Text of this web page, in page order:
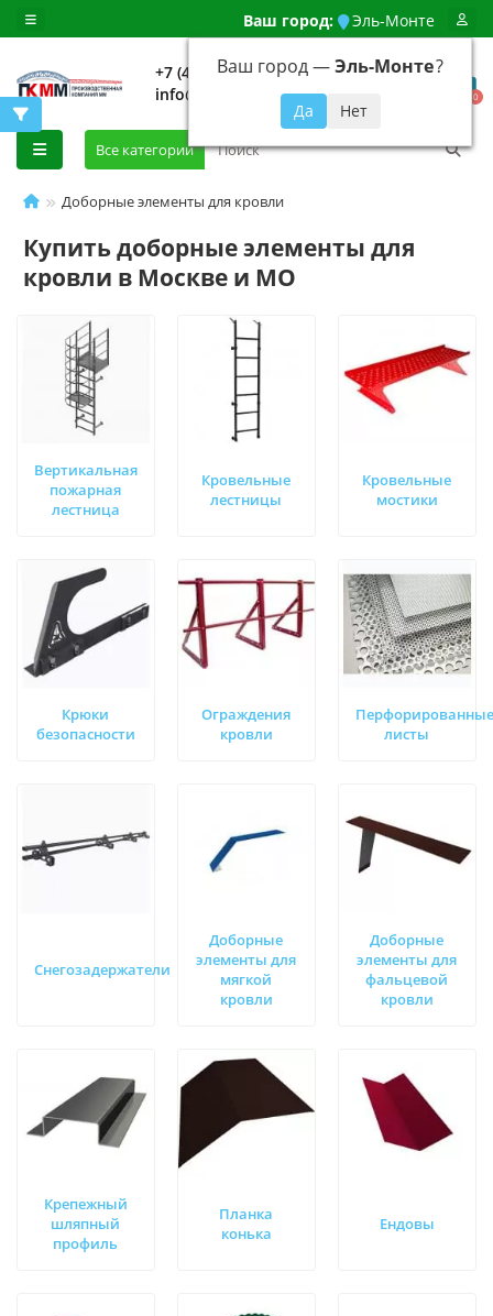
Ваш город: Эль-Монте
Ваш город —Эль-Монте?
+7 (499) 648-92-94
info@evroshtaketnikmoskva.ru
0
Все категории
Доборные элементы для кровли
Купить доборные элементы для
кровли в Москве и МО
Вертикальная
пожарная
лестница
Кровельные
лестницы
Кровельные
мостики
Крюки
безопасности
Ограждения
кровли
Перфорированные
листы
Снегозадержатели
Доборные
элементы для
мягкой
кровли
Доборные
элементы для
фальцевой
кровли
Крепежный
шляпный
профиль
Планка
конька
Ендовы